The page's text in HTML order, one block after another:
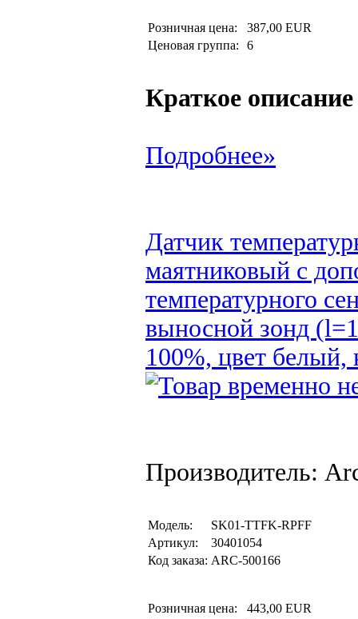
Розничная цена:
387,00 EUR
Ценовая группа:
6
Краткое описание
Подробнее»
Датчик
маятниковый с
температурного
выносной зонд
100%, цвет белый,
Производитель:
Модель:
SK01-TTFK-RPFF
Артикул:
30401054
Код заказа: ARC-500166
Розничная цена:
443,00 EUR